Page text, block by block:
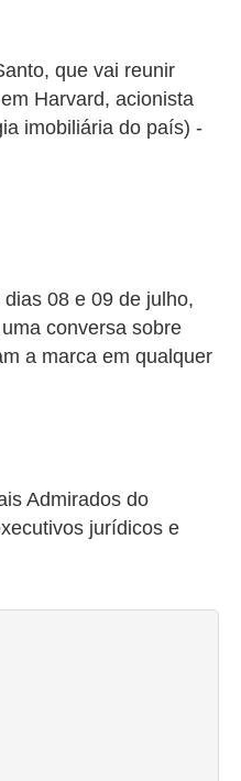
que vai reunir
Harvard, acionista
imobiliária do país) -
08 e 09 de julho,
conversa sobre
a marca em qualquer
Admirados do
jurídicos e